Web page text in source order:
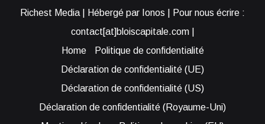
Richest Media | Hébergé par Ionos | Pour nous écrire :
contact[at]bloiscapitale.com |
Home
Politique de confidentialité
Déclaration de confidentialité (UE)
Déclaration de confidentialité (US)
Déclaration de confidentialité (Royaume-Uni)